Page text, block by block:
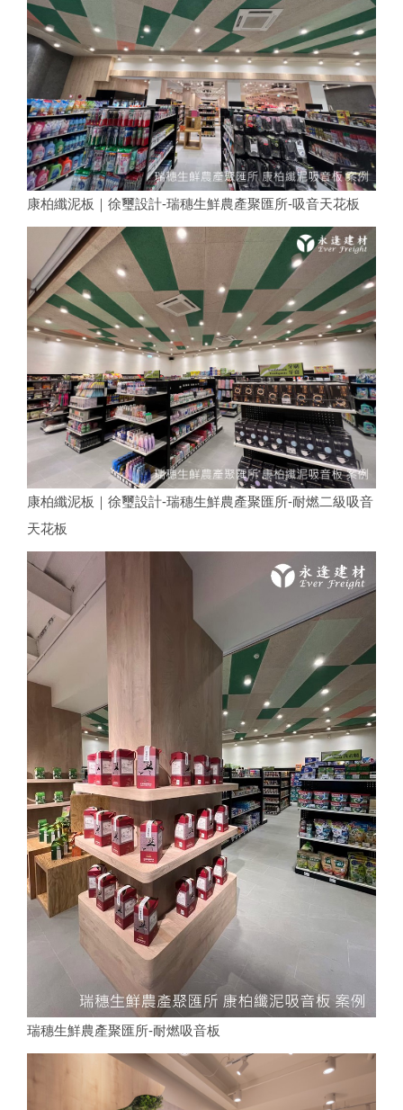
康柏纖泥板｜徐璽設計-瑞穗生鮮農產聚匯所-吸音天花板
康柏纖泥板｜徐璽設計-瑞穗生鮮農產聚匯所-耐燃二級吸音
天花板
瑞穗生鮮農產聚匯所-耐燃吸音板